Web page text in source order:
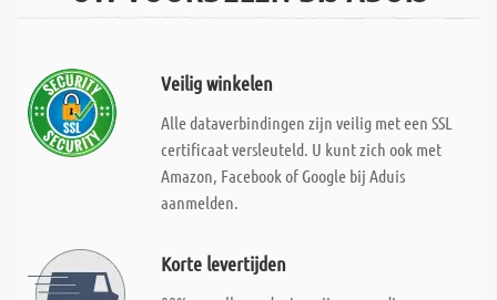
Veilig winkelen
Alle dataverbindingen zijn veilig met een SSL
certificaat versleuteld. U kunt zich ook met
Amazon, Facebook of Google bij Aduis
aanmelden.
Korte levertijden